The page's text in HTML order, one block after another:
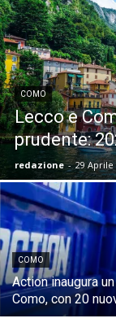
COMO
Lecco e
prudente:
redazione - 29 Aprile
COMO
Action inaugura
Como, con 20